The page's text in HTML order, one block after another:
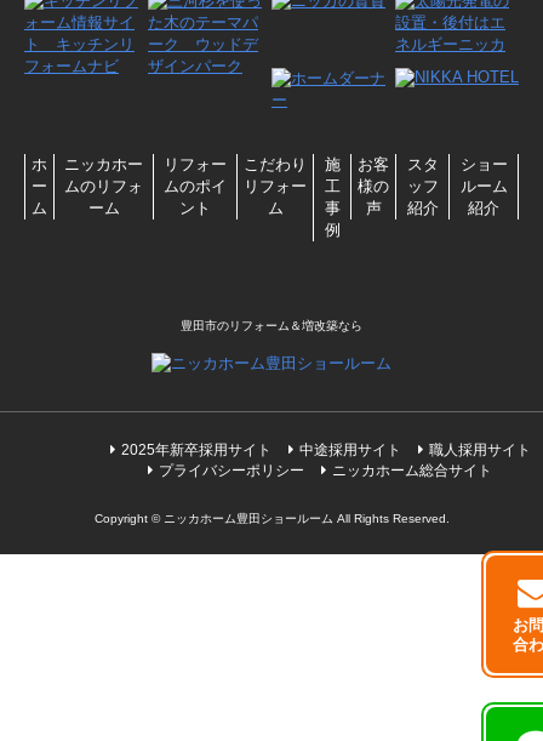
お
合
ホ
ー
ム
ニッカホー
ムのリフォ
ーム
リフォー
ムのポイ
ント
こだわり
リフォー
ム
施
工
事
例
お客
様の
声
スタ
ッフ
紹介
ショー
ルーム
紹介
豊田市のリフォーム＆増改築なら
2025年新卒採用サイト 中途採用サイト
職人採用サイト
プライバシーポリシー
ニッカホーム総合サイト
Copyright © ニッカホーム豊田ショールーム All Rights Reserved.